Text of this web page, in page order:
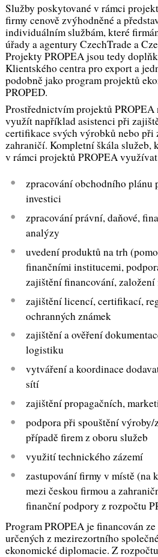
Služby poskytované v rámci
firmy cenově zvýhodněné a
individuálním službám, které
úřady a agentury CzechTrade a
Projekty PROPEA jsou tedy
Klientského centra pro export a
podobně jako program projektů
PROPED.
Prostřednictvím projektů PROPEA
využít například asistenci při
certifikace svých výrobků nebo při
zahraničí. Kompletní škála služeb,
v rámci projektů PROPEA
zpracování obchodního plánu
investici
zpracování právní, daňové,
analýzy
uvedení produktů na trh
finančními institucemi,
zajištění financování, založení
zajištění licencí, certifikací,
ochranných známek
zajištění a ověření
logistiku
vytváření a koordinace
sítí
zajištění propagačních,
podpora při spouštění
případě firem z oboru služeb
využití technického zázemí
zastupování firmy v místě (na
mezi českou firmou a
finanční podpory z rozpočtu
Program PROPEA je financován
určených z mezirezortního
ekonomické diplomacie. Z